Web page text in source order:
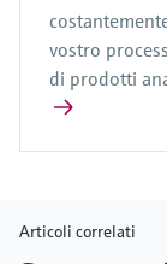
vostro
di prodotti
Articoli correlati